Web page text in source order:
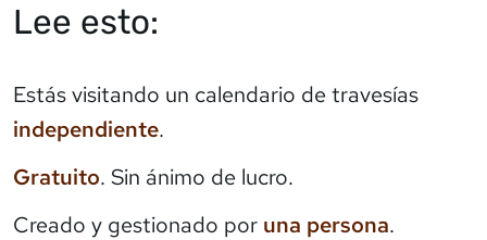
Lee esto:
Estás visitando un calendario de travesías
independiente.
Gratuito. Sin ánimo de lucro.
Creado y gestionado por una persona.